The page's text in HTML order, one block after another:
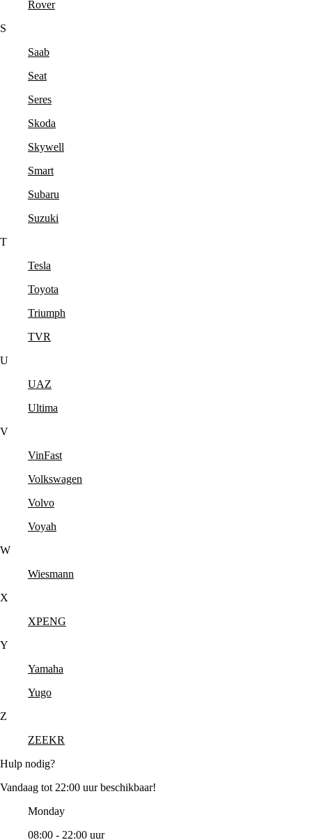
Rover
S
Saab
Seat
Seres
Skoda
Skywell
Smart
Subaru
Suzuki
T
Tesla
Toyota
Triumph
TVR
U
UAZ
Ultima
V
VinFast
Volkswagen
Volvo
Voyah
W
Wiesmann
X
XPENG
Y
Yamaha
Yugo
Z
ZEEKR
Hulp nodig?
Vandaag tot 22:00 uur beschikbaar!
Monday
08:00 - 22:00 uur